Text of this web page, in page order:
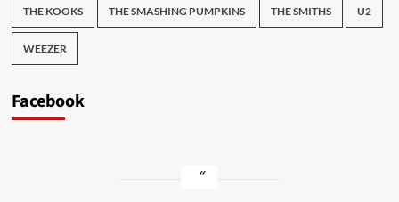
THE KOOKS THE SMASHING PUMPKINS THE SMITHS U2
WEEZER
Facebook